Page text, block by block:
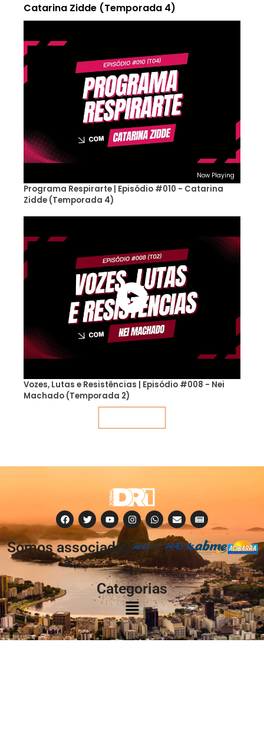
Catarina Zidde (Temporada 4)
Now Playing
Programa Respirarte | Episódio #010 - Catarina
Zidde (Temporada 4)
Vozes, Lutas e Resistências | Episódio #008 - Nei
Machado (Temporada 2)
Somos associados
à:
Categorias